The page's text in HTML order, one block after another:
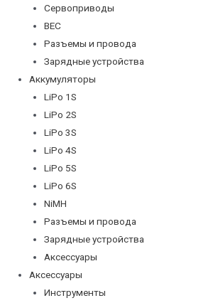
Сервоприводы
BEC
Разъемы и провода
Зарядные устройства
Аккумуляторы
LiPo 1S
LiPo 2S
LiPo 3S
LiPo 4S
LiPo 5S
LiPo 6S
NiMH
Разъемы и провода
Зарядные устройства
Аксессуары
Аксессуары
Инструменты